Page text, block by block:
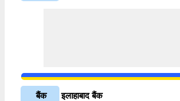
बैंक इलाहाबाद बैंक